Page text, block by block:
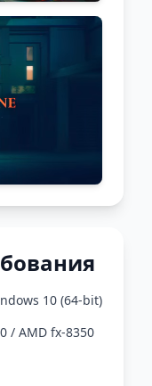
10 (64-bit)
/ AMD fx-8350